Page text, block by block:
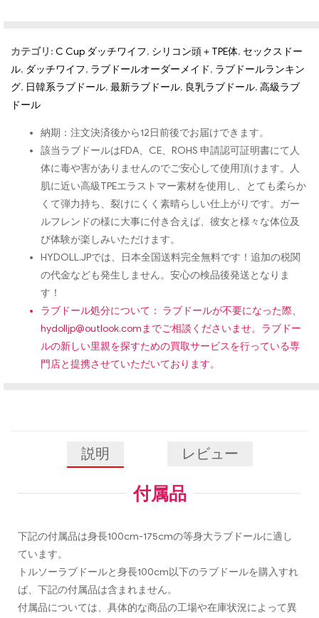
カテゴリ: C Cup ダッチワイフ, シリコン頭＋TPE体, セックスドー
ル, ダッチワイフ, ラブドールオーダーメイド, ラブドールランキン
グ, 日韓系ラブドール, 最新ラブドール, 良乳ラブドール, 高級ラブ
ドール
納期：注文決済後から12日前後でお届けできます。
該当ラブドールはFDA、CE、ROHS 申請認可証明書にて人
体に毒や害がありませんのでご安心して使用頂けます。人
肌に近い高級TPEエラストマー素材を使用し、とても柔らか
くて弾力持ち、裂けにくく素晴らしい仕上がりです。ガー
ルフレンドの様に大事に付き合えば、彼女と様々な体位及
び体験が楽しみいただけます。
HYDOLL.JPでは、日本全国送料完全無料です！追加の税関
の代金なども発生しません。安心の検品後発送となりま
す！
ラブドール処分について： ラブドールが不要になった際、
hydolljp@outlook.comまでご相談くださいませ。ラブドー
ルの新しい里親を探すための買取サービスを行っている専
門店と提携させていただいております。
説明 レビュー
付属品
下記の付属品は身長100cm-175cmの等身大ラブドールに適し
ています。
トルソーラブドールと身長100cm以下のラブドールを購入すれ
ば、下記の付属品は含まれません。
付属品については、具体的な商品の工場や在庫状況によって異